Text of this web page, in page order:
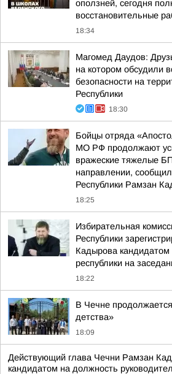
оползней, сегодня
восстановительные
18:34
Магомед Даудов:
на котором обсудили
безопасности на
Республики
18:30
Бойцы отряда
МО РФ продолжают
вражеские тяжелые
направлении,
Республики Рамзан
18:25
Избирательная
Республики
Кадырова
республики на
18:22
В Чечне
детства»
18:09
Действующий глава Чечни Рамзан
кандидатом на должность